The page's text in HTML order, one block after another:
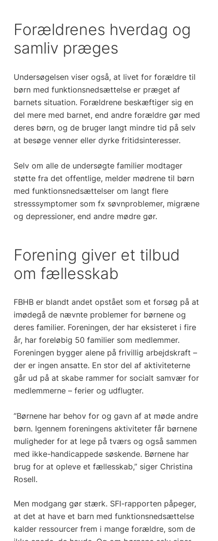
Forældrenes hverdag og
samliv præges
Undersøgelsen viser også, at livet for forældre til
børn med funktionsnedsættelse er præget af
barnets situation. Forældrene beskæftiger sig en
del mere med barnet, end andre forældre gør med
deres børn, og de bruger langt mindre tid på selv
at besøge venner eller dyrke fritidsinteresser.
Selv om alle de undersøgte familier modtager
støtte fra det offentlige, melder mødrene til børn
med funktionsnedsættelser om langt flere
stresssymptomer som fx søvnproblemer, migræne
og depressioner, end andre mødre gør.
Forening giver et tilbud
om fællesskab
FBHB er blandt andet opstået som et forsøg på at
imødegå de nævnte problemer for børnene og
deres familier. Foreningen, der har eksisteret i fire
år, har foreløbig 50 familier som medlemmer.
Foreningen bygger alene på frivillig arbejdskraft –
der er ingen ansatte. En stor del af aktiviteterne
går ud på at skabe rammer for socialt samvær for
medlemmerne – ferier og udflugter.
”Børnene har behov for og gavn af at møde andre
børn. Igennem foreningens aktiviteter får børnene
muligheder for at lege på tværs og også sammen
med ikke-handicappede søskende. Børnene har
brug for at opleve et fællesskab,” siger Christina
Rosell.
Men modgang gør stærk. SFI-rapporten påpeger,
at det at have et barn med funktionsnedsættelse
kalder ressourcer frem i mange forældre, som de